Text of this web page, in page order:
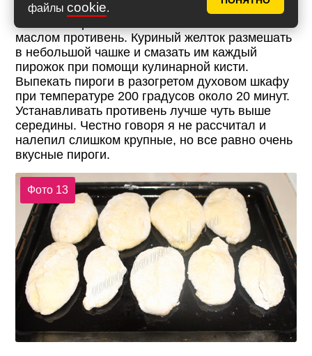
файлы cookie.
Готовые пирожки выложить на смазанный
маслом противень. Куриный желток размешать
в небольшой чашке и смазать им каждый
пирожок при помощи кулинарной кисти.
Выпекать пироги в разогретом духовом шкафу
при температуре 200 градусов около 20 минут.
Устанавливать противень лучше чуть выше
середины. Честно говоря я не рассчитал и
налепил слишком крупные, но все равно очень
вкусные пироги.
Фото 13